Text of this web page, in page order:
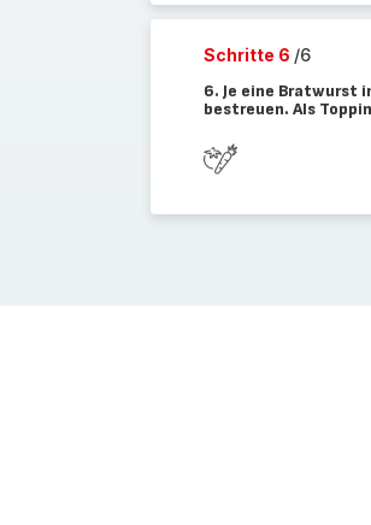
Schritte 6 /6
6. Je eine Bratwurst
bestreuen. Als